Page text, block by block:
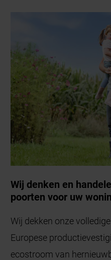
Wij denken en
poorten voor uw
Wij dekken onze
Europese
ecostroom van